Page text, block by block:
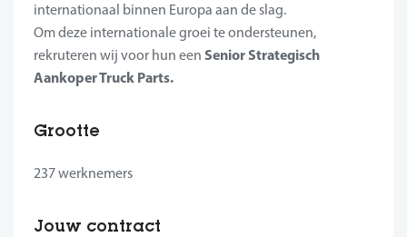
internationaal binnen Europa aan de slag.
Om deze internationale groei te ondersteunen,
rekruteren wij voor hun een Senior Strategisch
Aankoper Truck Parts.
Grootte
237 werknemers
Jouw contract